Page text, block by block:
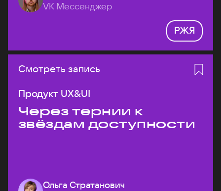
VK Мессенджер
РЖЯ
Смотреть запись
Продукт UX&UI
Через тернии к
звёздам доступности
Ольга Стратанович